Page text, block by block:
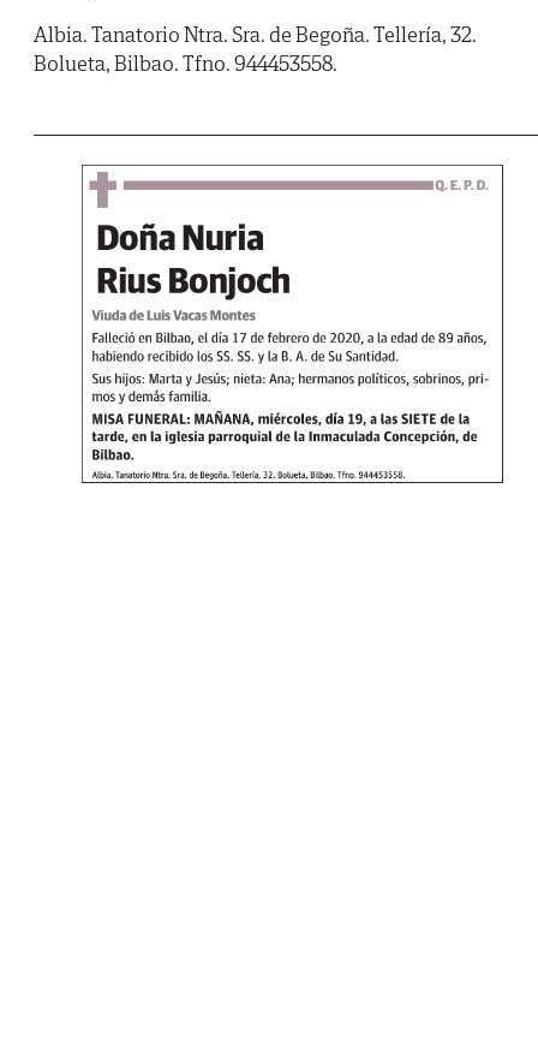
Albia. Tanatorio Ntra. Sra. de Begoña. Tellería, 32.
Bolueta, Bilbao. Tfno. 944453558.